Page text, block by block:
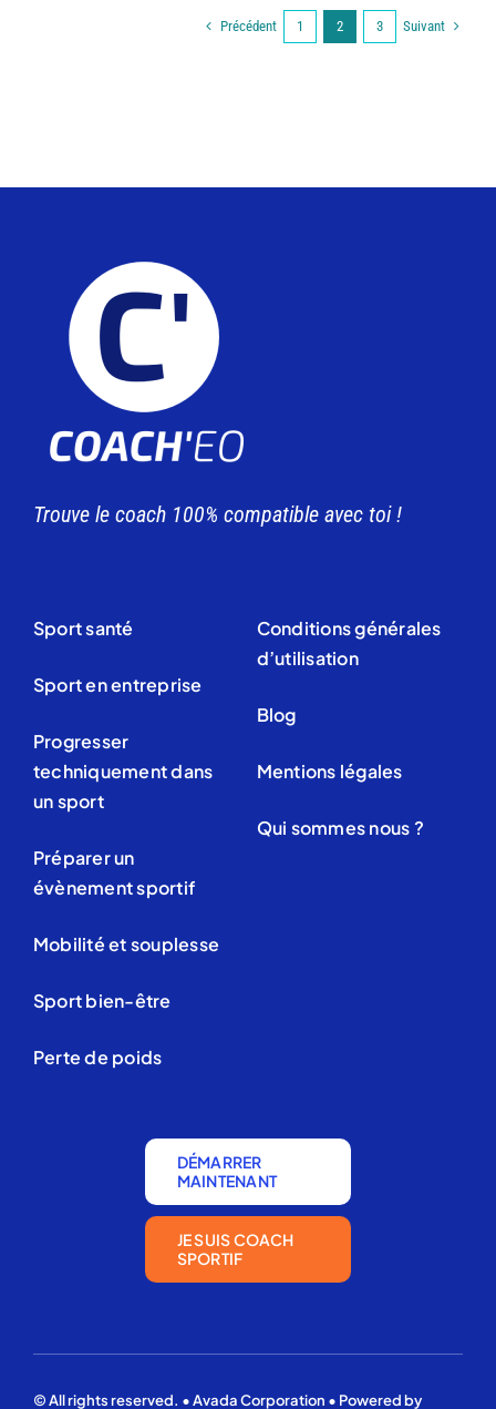
Précédent 1 2 3 Suivant
Trouve le coach 100% compatible avec toi !
Sport santé
Sport en entreprise
Progresser
techniquement dans
un sport
Préparer un
évènement sportif
Mobilité et souplesse
Sport bien-être
Perte de poids
Conditions générales
d’utilisation
Blog
Mentions légales
Qui sommes nous ?
DÉMARRER
MAINTENANT
JE SUIS COACH
SPORTIF
© All rights reserved. • Avada Corporation • Powered by